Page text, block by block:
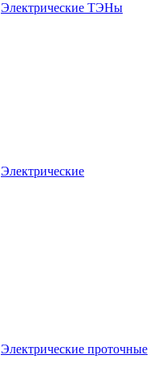
Электрические ТЭНы
Электрические
Электрические проточные